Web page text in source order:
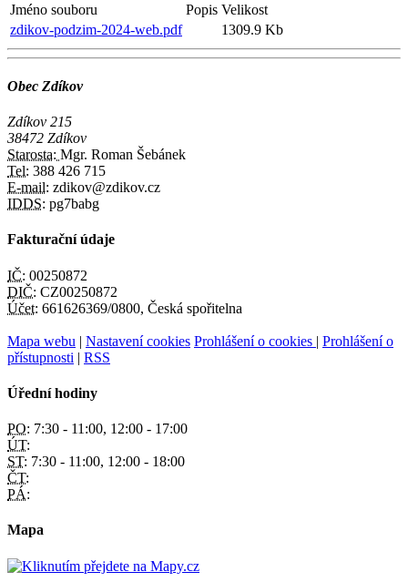
Jméno souboru
Popis Velikost
zdikov-podzim-2024-web.pdf
1309.9 Kb
Obec Zdíkov
Zdíkov 215
38472 Zdíkov
Starosta: Mgr. Roman Šebánek
Tel: 388 426 715
E-mail: zdikov@zdikov.cz
IDDS: pg7babg
Fakturační údaje
IČ: 00250872
DIČ: CZ00250872
Účet: 661626369/0800, Česká spořitelna
Mapa webu | Nastavení cookies Prohlášení o cookies | Prohlášení o
přístupnosti | RSS
Úřední hodiny
PO: 7:30 - 11:00, 12:00 - 17:00
ÚT:
ST: 7:30 - 11:00, 12:00 - 18:00
ČT:
PÁ:
Mapa